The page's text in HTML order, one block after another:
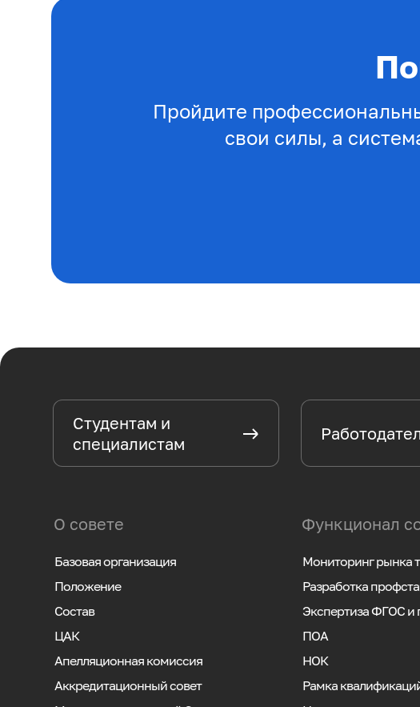
Пройдите
свои силы, а
Студентам и
специалистам
О совете
Базовая организация
Положение
Состав
ЦАК
Апелляционная комиссия
Аккредитационный совет
Функционал
Мониторинг рынка
Разработка
Экспертиза ФГОС и
ПОА
НОК
Рамка